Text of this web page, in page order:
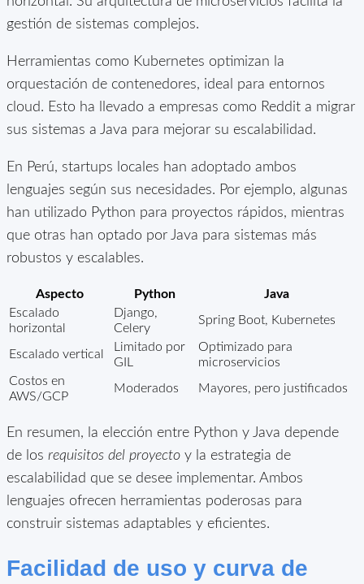
gestión de sistemas complejos.
Herramientas como Kubernetes optimizan la
orquestación de contenedores, ideal para entornos
cloud. Esto ha llevado a empresas como Reddit a migrar
sus sistemas a Java para mejorar su escalabilidad.
En Perú, startups locales han adoptado ambos
lenguajes según sus necesidades. Por ejemplo, algunas
han utilizado Python para proyectos rápidos, mientras
que otras han optado por Java para sistemas más
robustos y escalables.
Aspecto Python
Java
Escalado
horizontal
Django,
Celery
Spring Boot, Kubernetes
Escalado vertical
Limitado por
GIL
Optimizado para
microservicios
Costos en
AWS/GCP
Moderados Mayores, pero justificados
En resumen, la elección entre Python y Java depende
de los requisitos del proyecto y la estrategia de
escalabilidad que se desee implementar. Ambos
lenguajes ofrecen herramientas poderosas para
construir sistemas adaptables y eficientes.
Facilidad de uso y curva de